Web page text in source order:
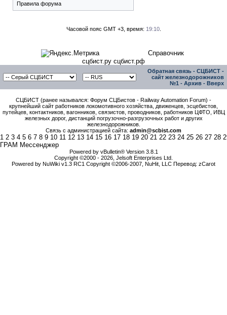
Правила форума
Часовой пояс GMT +3, время: 19:10.
Справочник
сцбист.ру сцбист.рф
Обратная связь - СЦБИСТ -
сайт железнодорожников
№1 - Архив - Вверх
СЦБИСТ (ранее назывался: Форум СЦБистов - Railway Automation Forum) -
крупнейший сайт работников локомотивного хозяйства, движенцев, эсцебистов,
путейцев, контактников, вагонников, связистов, проводников, работников ЦФТО, ИВЦ
железных дорог, дистанций погрузочно-разгрузочных работ и других
железнодорожников.
Связь с администрацией сайта: admin@scbist.com
1 2 3 4 5 6 7 8 9 10 11 12 13 14 15 16 17 18 19 20 21 22 23 24 25 26 27 28
ГРАМ Мессенджер
Powered by vBulletin® Version 3.8.1
Copyright ©2000 - 2026, Jelsoft Enterprises Ltd.
Powered by NuWiki v1.3 RC1 Copyright ©2006-2007, NuHit, LLC Перевод: zCarot